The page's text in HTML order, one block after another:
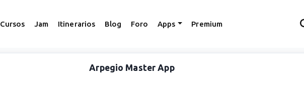
Cursos Jam Itinerarios Blog Foro Apps Premium
Arpegio Master App